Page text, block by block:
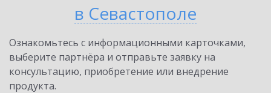
в Севастополе
Ознакомьтесь с информационными карточками,
выберите партнёра и отправьте заявку на
консультацию, приобретение или внедрение
продукта.